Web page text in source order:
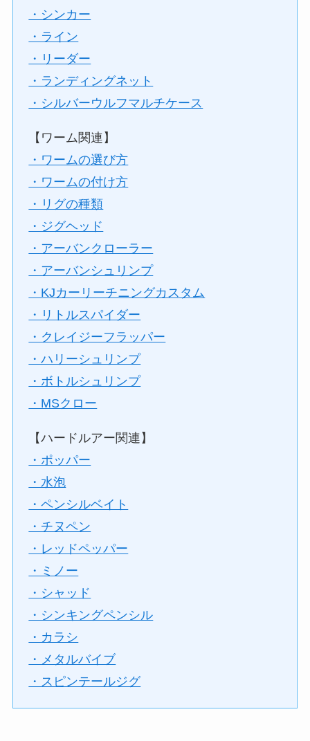
・シンカー
・ライン
・リーダー
・ランディングネット
・シルバーウルフマルチケース
【ワーム関連】
・ワームの選び方
・ワームの付け方
・リグの種類
・ジグヘッド
・アーバンクローラー
・アーバンシュリンプ
・KJカーリーチニングカスタム
・リトルスパイダー
・クレイジーフラッパー
・ハリーシュリンプ
・ボトルシュリンプ
・MSクロー
【ハードルアー関連】
・ポッパー
・水泡
・ペンシルベイト
・チヌペン
・レッドペッパー
・ミノー
・シャッド
・シンキングペンシル
・カラシ
・メタルバイブ
・スピンテールジグ